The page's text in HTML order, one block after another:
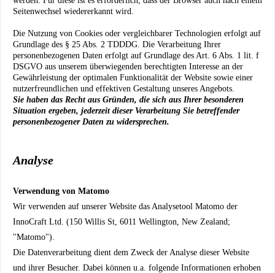
Seitenwechsel wiedererkannt wird.
Die Nutzung von Cookies oder vergleichbarer Technologien erfolgt auf
Grundlage des § 25 Abs. 2 TDDDG. Die Verarbeitung Ihrer
personenbezogenen Daten erfolgt auf Grundlage des Art. 6 Abs. 1 lit. f
DSGVO aus unserem überwiegenden berechtigten Interesse an der
Gewährleistung der optimalen Funktionalität der Website sowie einer
nutzerfreundlichen und effektiven Gestaltung unseres Angebots.
Sie haben das Recht aus Gründen, die sich aus Ihrer besonderen
Situation ergeben, jederzeit dieser Verarbeitung Sie betreffender
personenbezogener Daten zu widersprechen.
Analyse
Verwendung von Matomo
Wir verwenden auf unserer Website das Analysetool Matomo der
InnoCraft Ltd. (150 Willis St, 6011 Wellington, New Zealand;
"Matomo").
Die Datenverarbeitung dient dem Zweck der Analyse dieser Website
und ihrer Besucher. Dabei können u.a. folgende Informationen erhoben